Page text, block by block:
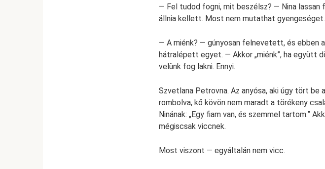
— Fel tudod fogni, mit beszélsz? — Nina lassan
állnia kellett. Most nem mutathat
— A miénk? — gúnyosan felnevetett, és ebben
hátralépett egyet. — Akkor „miénk”, ha együtt
velünk fog lakni. Ennyi.
Szvetlana Petrovna. Az anyósa, aki úgy tört
rombolva, kő kövön nem maradt a törékeny
Ninának: „Egy fiam van, és szemmel tartom.”
mégiscsak viccnek.
Most viszont — egyáltalán nem vicc.